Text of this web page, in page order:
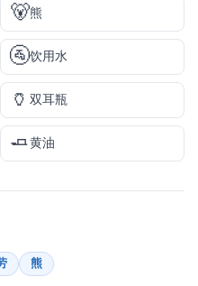
🐻熊
🚰饮用水
🏺 双耳瓶
🧈黄油
熊